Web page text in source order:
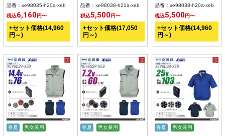
バッテリー + ファン
set 【 XE98035-H20A-
XEB 】
品番：xe98035-h20a-xeb
税込6,160円〜
+セット価格(14,960
円～)
ッテリー + ファン set
【 XE98038-H21A-
XEB 】
品番：xe98038-h21a-xeb
税込5,500円〜
+セット価格(17,050
円～)
テリー + ファン set 【
XE98038-H20A-XEB
】
品番：xe98038-h20a-xeb
税込5,500円〜
+セット価格(14,960
円～)
春夏 男女兼用 春夏 男女兼用 春夏 男女兼用